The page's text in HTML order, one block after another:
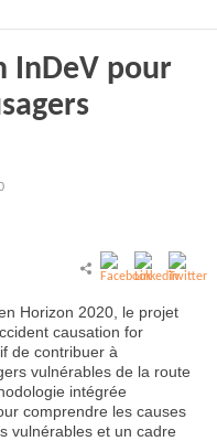
InDeV pour
Horizon 2020, le projet
causation for
de contribuer à
vulnérables de la route
intégrée
comprendre les causes
vulnérables et un cadre